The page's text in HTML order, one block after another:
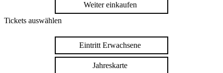
Weiter einkaufen
Tickets auswählen
Eintritt Erwachsene
Jahreskarte